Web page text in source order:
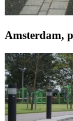
Amsterdam,